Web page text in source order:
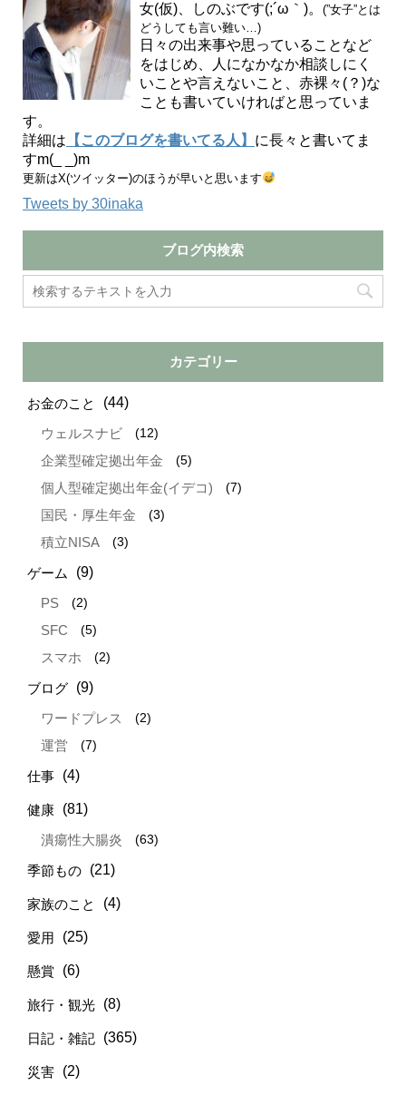
女(仮)、しのぶです(;´ω｀)。(”女子”とは
どうしても言い難い…)
日々の出来事や思っていることなど
をはじめ、人になかなか相談しにく
いことや言えないこと、赤裸々(？)な
ことも書いていければと思っていま
す。
詳細は 【このブログを書いてる人】 に長々と書いてま
すm(_ _)m
更新はX(ツイッター)のほうが早いと思います
Tweets by 30inaka
ブログ内検索
カテゴリー
お金のこと (44)
ウェルスナビ (12)
企業型確定拠出年金 (5)
個人型確定拠出年金(イデコ) (7)
国民・厚生年金 (3)
積立NISA (3)
ゲーム (9)
PS (2)
SFC (5)
スマホ (2)
ブログ (9)
ワードプレス (2)
運営 (7)
仕事 (4)
健康 (81)
潰瘍性大腸炎 (63)
季節もの (21)
家族のこと (4)
愛用 (25)
懸賞 (6)
旅行・観光 (8)
日記・雑記 (365)
災害 (2)